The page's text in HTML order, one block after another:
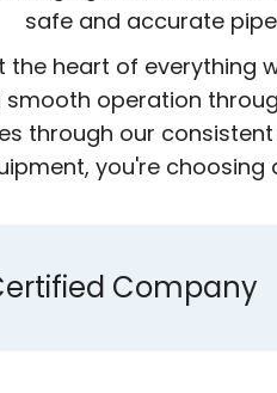
safe and accurate
heart of everything
operation
through our
you're
Company